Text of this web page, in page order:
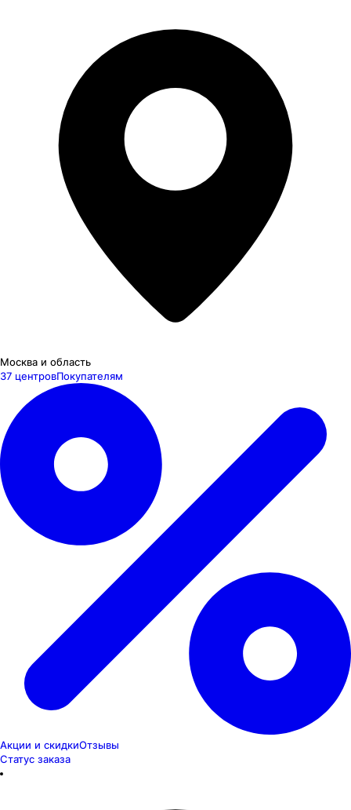
Москва и область
37 центровПокупателям
Акции и скидкиОтзывы
Статус заказа